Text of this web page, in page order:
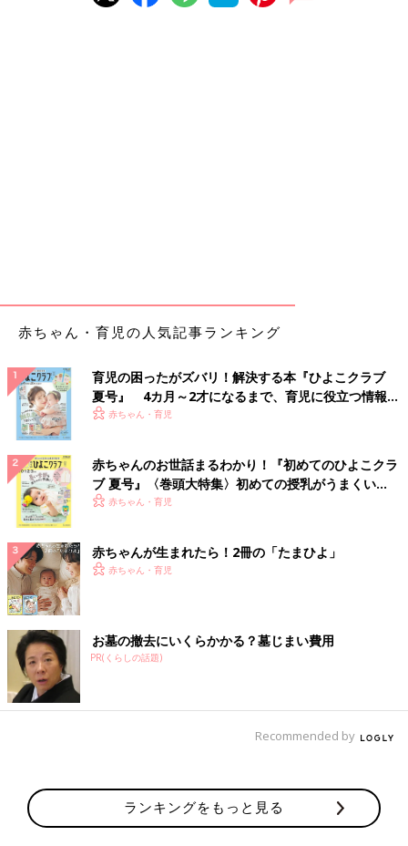
赤ちゃん・育児の人気記事ランキング
育児の困ったがズバリ！解決する本『ひよこクラブ
夏号』 4カ月～2才になるまで、育児に役立つ情報が
いっぱい！
赤ちゃん・育児
赤ちゃんのお世話まるわかり！『初めてのひよこクラ
ブ 夏号』〈巻頭大特集〉初めての授乳がうまくい
く！ おっぱい・ミルクの基本と夏のトラブル 解決テ
赤ちゃん・育児
赤ちゃんが生まれたら！2冊の「たまひよ」
赤ちゃん・育児
お墓の撤去にいくらかかる？墓じまい費用
PR(くらしの話題)
Recommended by
ランキングをもっと見る